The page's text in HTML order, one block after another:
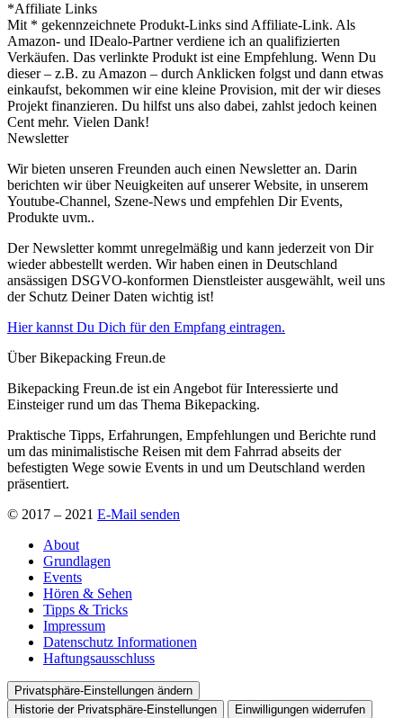
*Affiliate Links
Mit * gekennzeichnete Produkt-Links sind Affiliate-Link. Als
Amazon- und IDealo-Partner verdiene ich an qualifizierten
Verkäufen. Das verlinkte Produkt ist eine Empfehlung. Wenn Du
dieser – z.B. zu Amazon – durch Anklicken folgst und dann etwas
einkaufst, bekommen wir eine kleine Provision, mit der wir dieses
Projekt finanzieren. Du hilfst uns also dabei, zahlst jedoch keinen
Cent mehr. Vielen Dank!
Newsletter
Wir bieten unseren Freunden auch einen Newsletter an. Darin
berichten wir über Neuigkeiten auf unserer Website, in unserem
Youtube-Channel, Szene-News und empfehlen Dir Events,
Produkte uvm..
Der Newsletter kommt unregelmäßig und kann jederzeit von Dir
wieder abbestellt werden. Wir haben einen in Deutschland
ansässigen DSGVO-konformen Dienstleister ausgewählt, weil uns
der Schutz Deiner Daten wichtig ist!
Hier kannst Du Dich für den Empfang eintragen.
Über Bikepacking Freun.de
Bikepacking Freun.de ist ein Angebot für Interessierte und
Einsteiger rund um das Thema Bikepacking.
Praktische Tipps, Erfahrungen, Empfehlungen und Berichte rund
um das minimalistische Reisen mit dem Fahrrad abseits der
befestigten Wege sowie Events in und um Deutschland werden
präsentiert.
© 2017 – 2021 E-Mail senden
About
Grundlagen
Events
Hören & Sehen
Tipps & Tricks
Impressum
Datenschutz Informationen
Haftungsausschluss
Privatsphäre-Einstellungen ändern
Historie der Privatsphäre-Einstellungen
Einwilligungen widerrufen